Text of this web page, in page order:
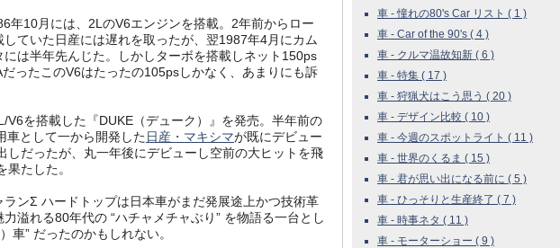
年10月には、2LのV6エンジンを搭載。2年前からロー
ていた日産には遅れを取ったが、翌1987年4月にカム
は半年先んじた。しかしターボを搭載しネット150ps
ったこのV6はたったの105psしかなく、あまりにも訴
V6を搭載した『DUKE（デューク）』を発売。半年前の
車として一から開発した日産・マキシマが既にデビュー
しだったが、丸一年後にデビューし空前の大ヒットを飛
果たした。
ンΣ ハードトップは日本車がまだ発展途上かつ技術革
溢れる80年代の “ハチャメチャぶり” を物語る一台とし
車” だったのかもしれない。
車 - 憧れの80's Car リスト ( 1 )
車 - Car of the 90's ( 4 )
車 - クルマ温故知新 ( 6 )
車 - 特集 ( 17 )
車 - 狩猟犬はこう思う ( 20 )
車 - デザイン比較 ( 10 )
車 - 今週のスポットライト ( 11 )
車 - 世界のくるま ( 15 )
車 - 君が思い出になる前に ( 5 )
車 - ひっそりと生産終了 ( 7 )
車 - 時事ネタ ( 11 )
車 - モーターショー ( 9 )